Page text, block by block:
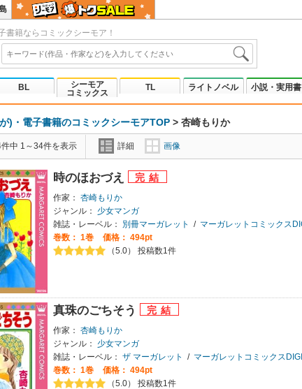
書籍ならコミックシーモア！
BL
シーモア
コミックス
TL ライトノベル 小説・実用書
)・電子書籍のコミックシーモアTOP > 杏崎もりか
中 1～34件を表示 詳細 画像
時のほおづえ
作家： 杏崎もりか
ジャンル：
少女マンガ
雑誌・レーベル：
別冊マーガレット / マーガレットコミックス
巻数： 1巻
価格： 494pt
（5.0） 投稿数1件
真珠のごちそう
作家： 杏崎もりか
ジャンル：
少女マンガ
雑誌・レーベル： ザ マーガレット / マーガレットコミックス
巻数： 1巻
価格： 494pt
（5.0） 投稿数1件